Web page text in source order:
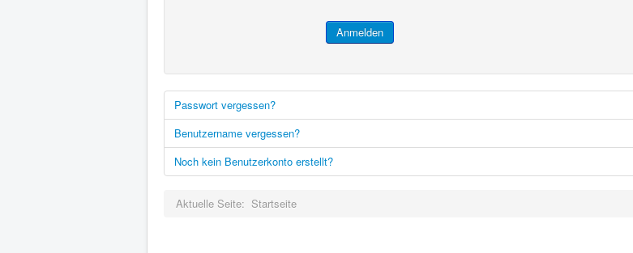
Anmelden
Passwort vergessen?
Benutzername vergessen?
Noch kein Benutzerkonto erstellt?
Aktuelle Seite: Startseite